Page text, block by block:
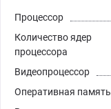
Процессор
Количество ядер
процессора
Видеопроцессор
Оперативная память